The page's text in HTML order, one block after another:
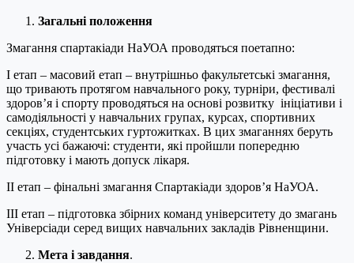
Загальні положення
Змагання спартакіади НаУОА проводяться поетапно:
І етап – масовий етап – внутрішньо факультетські змагання,
що тривають протягом навчального року, турніри, фестивалі
здоров’я і спорту проводяться на основі розвитку ініціативи і
самодіяльності у навчальних групах, курсах, спортивних
секціях, студентських гуртожитках. В цих змаганнях беруть
участь усі бажаючі: студенти, які пройшли попередню
підготовку і мають допуск лікаря.
ІІ етап – фінальні змагання Спартакіади здоров’я НаУОА.
ІІІ етап – підготовка збірних команд університету до змагань
Універсіади серед вищих навчальних закладів Рівненщини.
Мета і завдання.